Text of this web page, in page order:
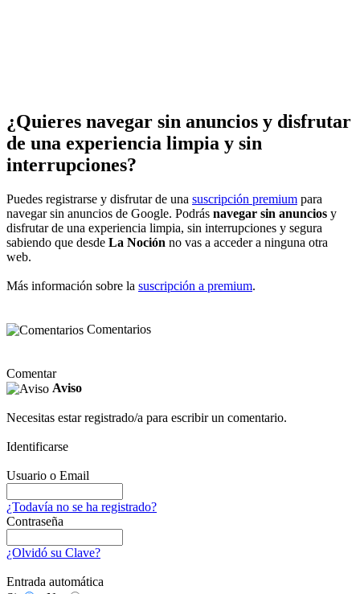
¿Quieres navegar sin anuncios y disfrutar
de una experiencia limpia y sin
interrupciones?
Puedes registrarse y disfrutar de una suscripción premium para
navegar sin anuncios de Google. Podrás navegar sin anuncios y
disfrutar de una experiencia limpia, sin interrupciones y segura
sabiendo que desde La Noción no vas a acceder a ninguna otra
web.
Más información sobre la suscripción a premium.
Comentarios
Comentar
Aviso
Necesitas estar registrado/a para escribir un comentario.
Identificarse
Usuario o Email
¿Todavía no se ha registrado?
Contraseña
¿Olvidó su Clave?
Entrada automática